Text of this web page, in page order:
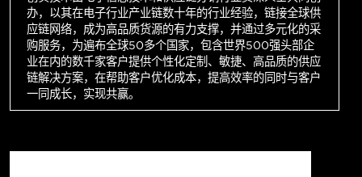
办，以其在电子行业产业链数十年的行业经验，链接全球供
应链网络，成为高品质货源的有力支撑，并通过多元化的采
购服务，为遍布全球50多个国家，包含世界500强头部企
业在内的数千家客户提供个性化定制、敏捷、高品质的供应
链解决方案，在帮助客户优化成本，提高效率的同时与客户
一同成长，实现共赢。